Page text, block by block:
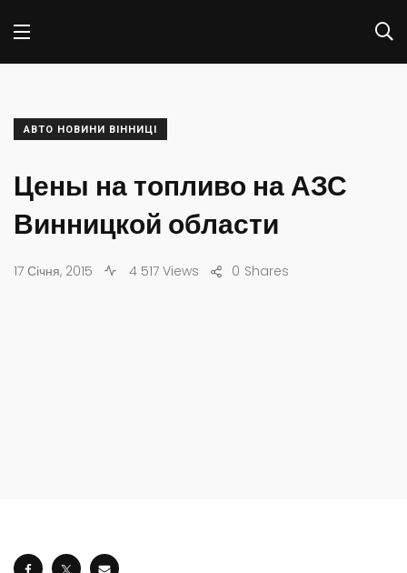
АВТО НОВИНИ ВІННИЦІ
Цены на топливо на АЗС
Винницкой области
17 Січня, 2015 4 517 Views Shares
0